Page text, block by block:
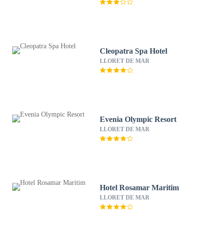
Cleopatra Spa Hotel
LLORET DE MAR
Evenia Olympic Resort
LLORET DE MAR
Hotel Rosamar Maritim
LLORET DE MAR